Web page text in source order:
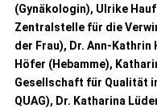
(Gynäkologin), Ulrike
Zentralstelle für die
der Frau), Dr. Ann-
Höfer (Hebamme),
Gesellschaft für Qualität
QUAG), Dr. Katharina